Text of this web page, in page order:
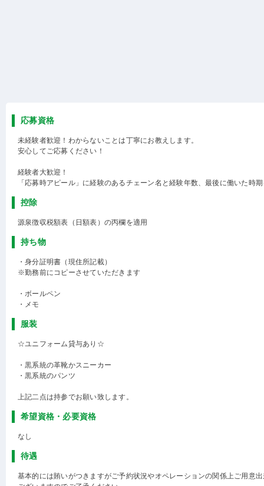
応募資格
未経験者歓迎！わからないことは丁寧にお教えします。
安心してご応募ください！
経験者大歓迎！
「応募時アピール」に経験のあるチェーン名と経験年数、最後に働いた時
控除
源泉徴収税額表（日額表）の丙欄を適用
持ち物
・身分証明書（現住所記載）
※勤務前にコピーさせていただきます
・ボールペン
・メモ
服装
☆ユニフォーム貸与あり☆
・黒系統の革靴かスニーカー
・黒系統のパンツ
上記二点は持参でお願い致します。
希望資格・必要資格
なし
待遇
基本的には賄いがつきますがご予約状況やオペレーションの関係上ご用意